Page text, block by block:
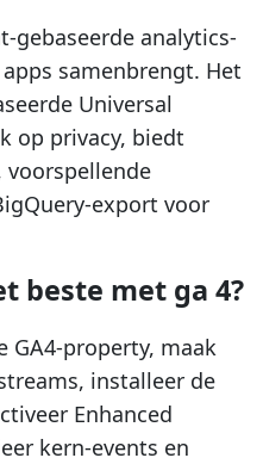
gebaseerde analytics-
samenbrengt. Het
Universal
op privacy, biedt
export voor
beste met ga 4?
GA4-property, maak
installeer de
Enhanced
kern-events en